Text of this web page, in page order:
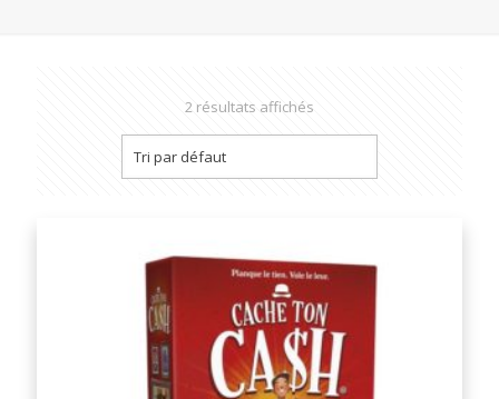
2 résultats affichés